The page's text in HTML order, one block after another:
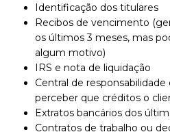
Identificação dos titulares
Recibos de vencimento
os últimos 3 meses, mas
algum motivo)
IRS e nota de liquidação
Central de responsabilidade
perceber que créditos o
Extratos bancários dos
Contratos de trabalho ou